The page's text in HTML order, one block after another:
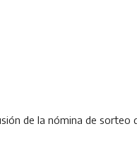
de la nómina de